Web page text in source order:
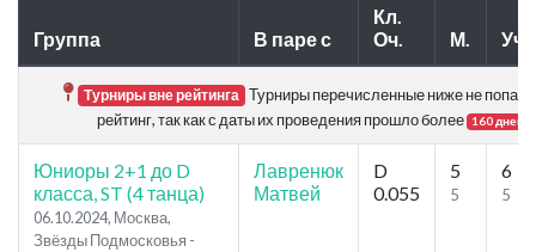
Группа В паре с
Кл.
Оч.
М. Уч.
Турниры вне рейтинга Турниры перечисленные ниже не
рейтинг, так как с даты их проведения прошло более 160 дней
Юниоры 2+1 до D
класса, ST (4 танца)
06.10.2024, Москва,
Звёзды Подмосковья -
Лавренюк
Матвей
D
0.055
5
5
6
5